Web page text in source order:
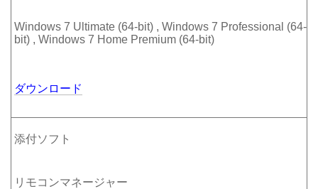
Windows 7 Ultimate (64-bit) , Windows 7 Professional (64-
bit) , Windows 7 Home Premium (64-bit)
ダウンロード
添付ソフト
リモコンマネージャー